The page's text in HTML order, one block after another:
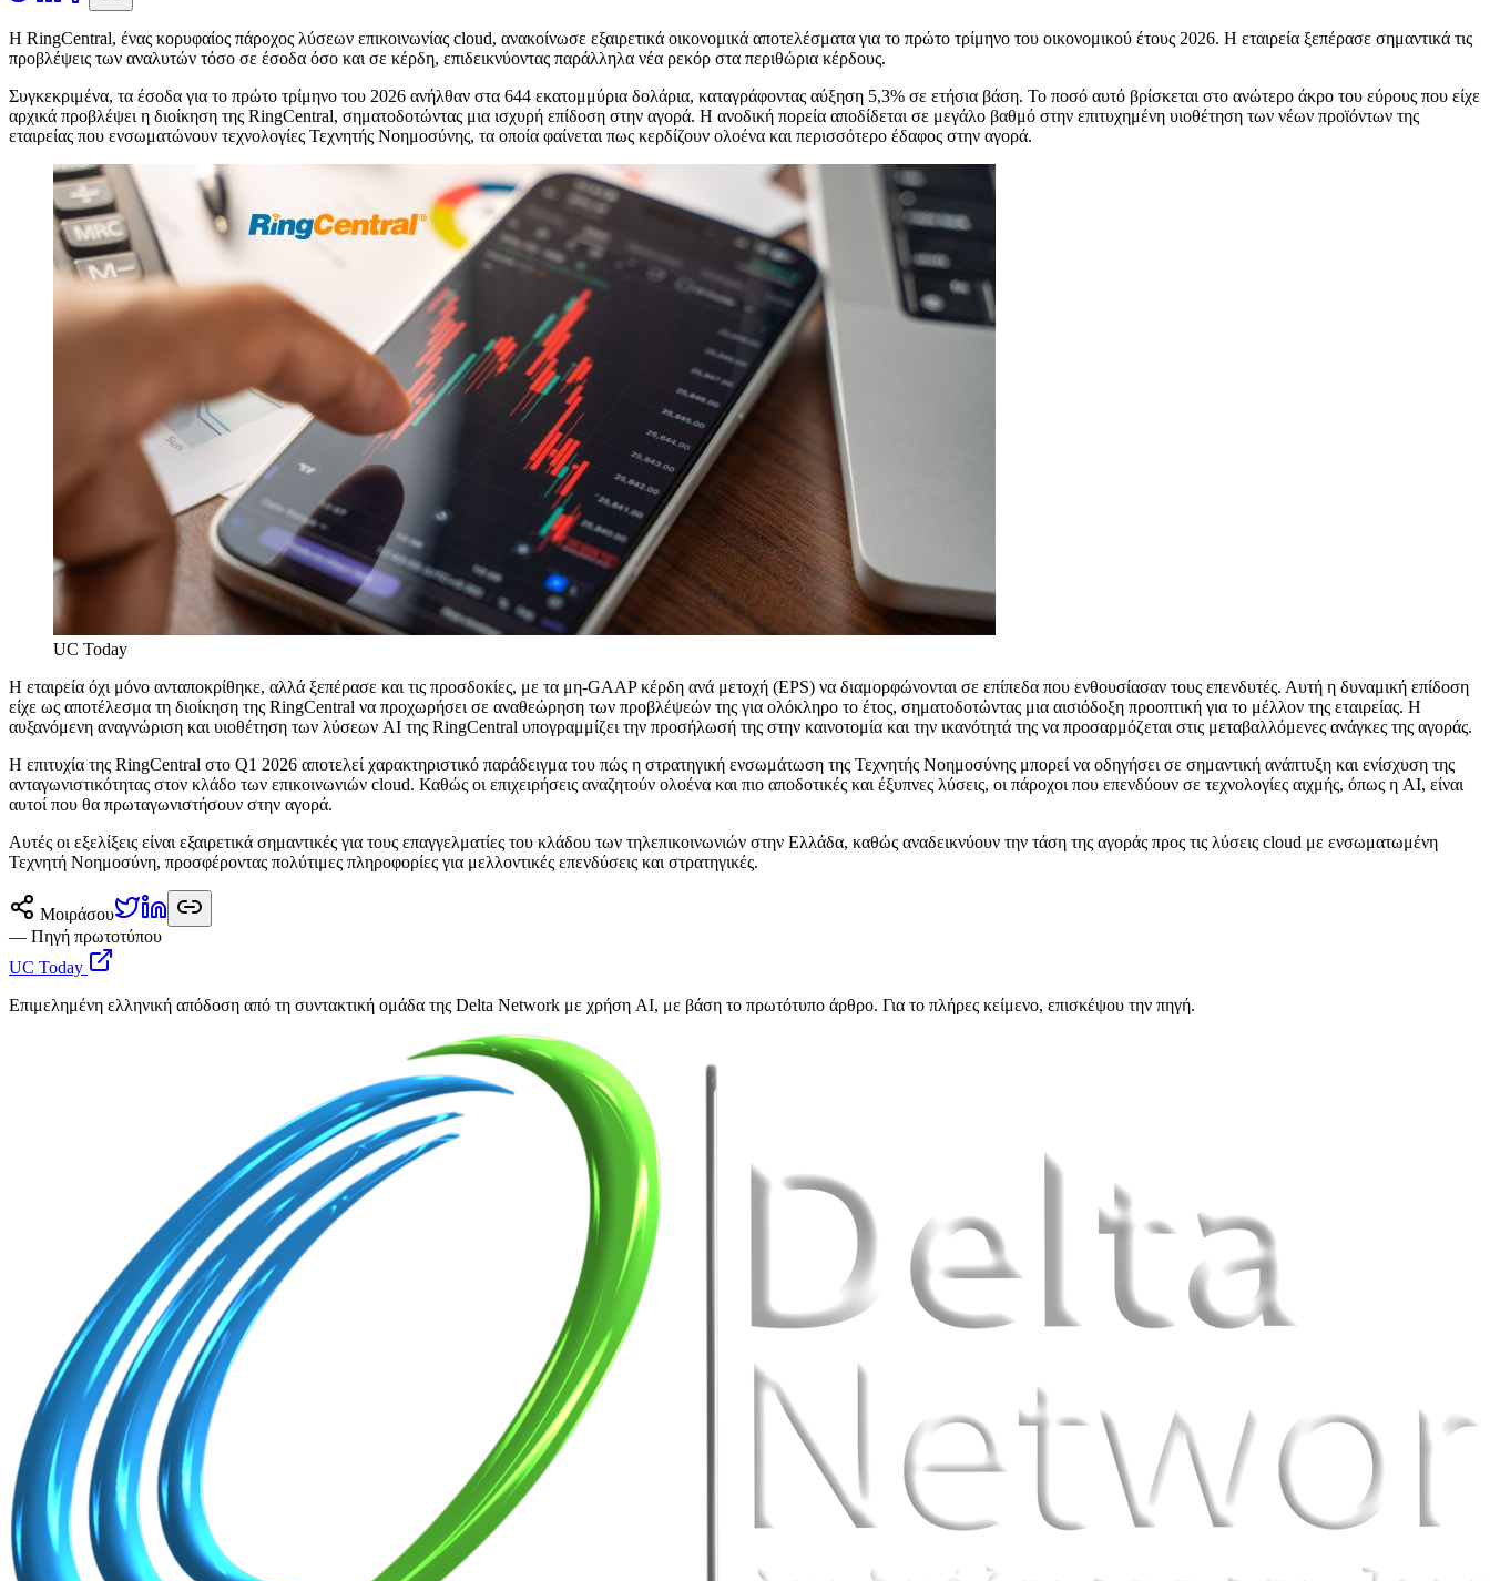
Η RingCentral, ένας κορυφαίος πάροχος λύσεων επικοινωνίας cloud, ανακοίνωσε εξαιρετικά οικονομικά αποτελέσματα για το πρώτο τρίμηνο του οικονομικού έτους 2026. Η εταιρεία ξεπέρασε σημαντικά τις
προβλέψεις των αναλυτών τόσο σε έσοδα όσο και σε κέρδη, επιδεικνύοντας παράλληλα νέα ρεκόρ στα περιθώρια κέρδους.
Συγκεκριμένα, τα έσοδα για το πρώτο τρίμηνο του 2026 ανήλθαν στα 644 εκατομμύρια δολάρια, καταγράφοντας αύξηση 5,3% σε ετήσια βάση. Το ποσό αυτό βρίσκεται στο ανώτερο άκρο του εύρους που είχε
αρχικά προβλέψει η διοίκηση της RingCentral, σηματοδοτώντας μια ισχυρή επίδοση στην αγορά. Η ανοδική πορεία αποδίδεται σε μεγάλο βαθμό στην επιτυχημένη υιοθέτηση των νέων προϊόντων της
εταιρείας που ενσωματώνουν τεχνολογίες Τεχνητής Νοημοσύνης, τα οποία φαίνεται πως κερδίζουν ολοένα και περισσότερο έδαφος στην αγορά.
UC Today
Η εταιρεία όχι μόνο ανταποκρίθηκε, αλλά ξεπέρασε και τις προσδοκίες, με τα μη-GAAP κέρδη ανά μετοχή (EPS) να διαμορφώνονται σε επίπεδα που ενθουσίασαν τους επενδυτές. Αυτή η δυναμική επίδοση
είχε ως αποτέλεσμα τη διοίκηση της RingCentral να προχωρήσει σε αναθεώρηση των προβλέψεών της για ολόκληρο το έτος, σηματοδοτώντας μια αισιόδοξη προοπτική για το μέλλον της εταιρείας. Η
αυξανόμενη αναγνώριση και υιοθέτηση των λύσεων AI της RingCentral υπογραμμίζει την προσήλωσή της στην καινοτομία και την ικανότητά της να προσαρμόζεται στις μεταβαλλόμενες ανάγκες της αγοράς.
Η επιτυχία της RingCentral στο Q1 2026 αποτελεί χαρακτηριστικό παράδειγμα του πώς η στρατηγική ενσωμάτωση της Τεχνητής Νοημοσύνης μπορεί να οδηγήσει σε σημαντική ανάπτυξη και ενίσχυση της
ανταγωνιστικότητας στον κλάδο των επικοινωνιών cloud. Καθώς οι επιχειρήσεις αναζητούν ολοένα και πιο αποδοτικές και έξυπνες λύσεις, οι πάροχοι που επενδύουν σε τεχνολογίες αιχμής, όπως η AI, είναι
αυτοί που θα πρωταγωνιστήσουν στην αγορά.
Αυτές οι εξελίξεις είναι εξαιρετικά σημαντικές για τους επαγγελματίες του κλάδου των τηλεπικοινωνιών στην Ελλάδα, καθώς αναδεικνύουν την τάση της αγοράς προς τις λύσεις cloud με ενσωματωμένη
Τεχνητή Νοημοσύνη, προσφέροντας πολύτιμες πληροφορίες για μελλοντικές επενδύσεις και στρατηγικές.
Μοιράσου
— Πηγή πρωτοτύπου
UC Today
Επιμελημένη ελληνική απόδοση από τη συντακτική ομάδα της Delta Network με χρήση AI, με βάση το πρωτότυπο άρθρο. Για το πλήρες κείμενο, επισκέψου την πηγή.